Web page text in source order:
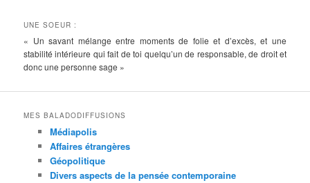
UNE SOEUR :
« Un savant mélange entre moments de folie et d’excès, et une
stabilité intérieure qui fait de toi quelqu’un de responsable, de droit et
donc une personne sage »
MES BALADODIFFUSIONS
Médiapolis
Affaires étrangères
Géopolitique
Divers aspects de la pensée contemporaine